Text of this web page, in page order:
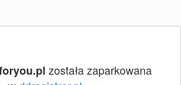
została zaparkowana